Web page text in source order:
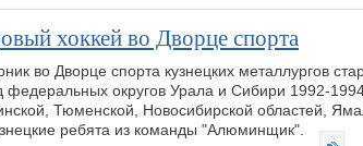
хоккей во Дворце спорта
во Дворце спорта кузнецких металлургов
федеральных округов Урала и Сибири 1992-
Тюменской, Новосибирской областей,
ребята из команды "Алюминщик".